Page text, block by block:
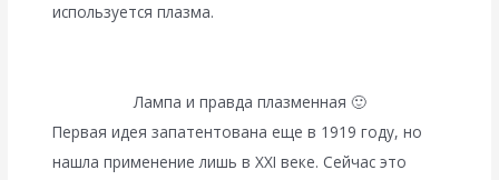
используется плазма.
Лампа и правда плазменная 🙂
Первая идея запатентована еще в 1919 году, но
нашла применение лишь в XXI веке. Сейчас это